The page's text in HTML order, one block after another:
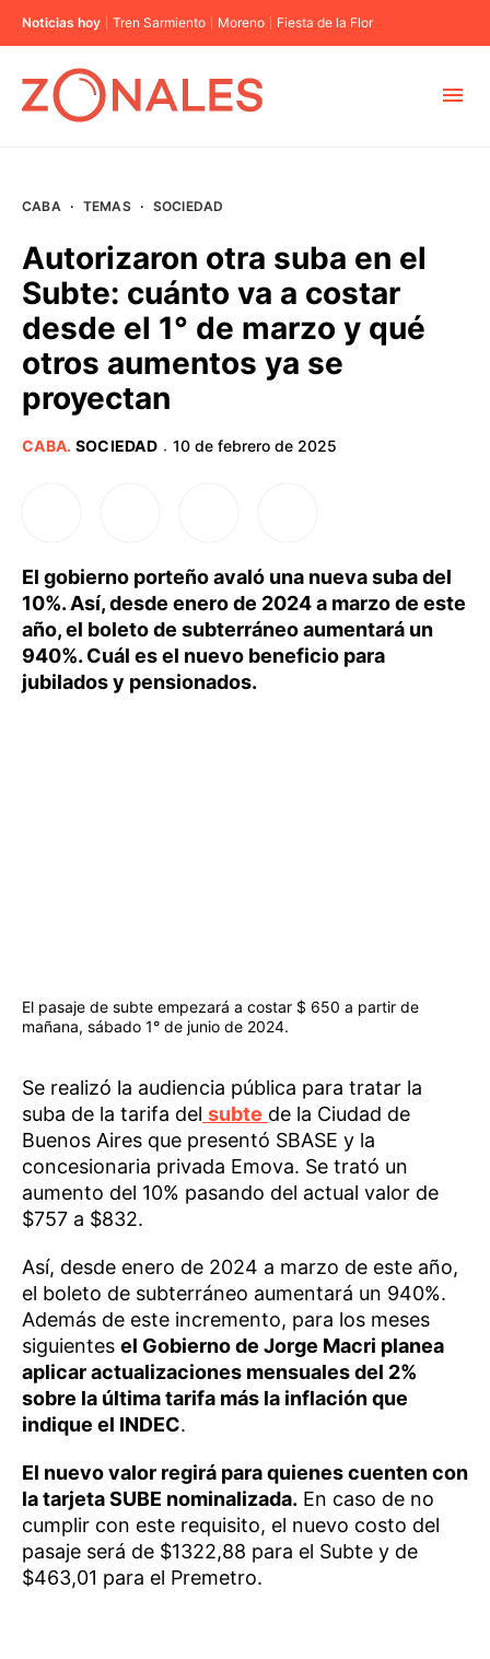
Noticias hoy Tren Sarmiento Moreno Fiesta de la Flor
BUENOS AIRES
PROVINCIAS
CABA · TEMAS · SOCIEDAD
Autorizaron otra suba en el
Subte: cuánto va a costar
desde el 1° de marzo y qué
otros aumentos ya se
proyectan
CABA. SOCIEDAD · 10 de febrero de 2025
El gobierno porteño avaló una nueva suba del
10%. Así, desde enero de 2024 a marzo de este
año, el boleto de subterráneo aumentará un
940%. Cuál es el nuevo beneficio para
jubilados y pensionados.
El pasaje de subte empezará a costar $ 650 a partir de
mañana, sábado 1° de junio de 2024.
Se realizó la audiencia pública para tratar la
suba de la tarifa del subte de la Ciudad de
Buenos Aires que presentó SBASE y la
concesionaria privada Emova. Se trató un
aumento del 10% pasando del actual valor de
$757 a $832.
Así, desde enero de 2024 a marzo de este año,
el boleto de subterráneo aumentará un 940%.
Además de este incremento, para los meses
siguientes el Gobierno de Jorge Macri planea
aplicar actualizaciones mensuales del 2%
sobre la última tarifa más la inflación que
indique el INDEC.
El nuevo valor regirá para quienes cuenten con
la tarjeta SUBE nominalizada. En caso de no
cumplir con este requisito, el nuevo costo del
pasaje será de $1322,88 para el Subte y de
$463,01 para el Premetro.